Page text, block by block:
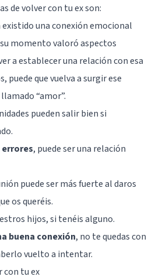
de volver con tu ex son:
existido una conexión emocional
momento valoró aspectos
a establecer una relación con esa
puede que vuelva a surgir ese
“amor”.
pueden salir bien si
errores, puede ser una relación
puede ser más fuerte al daros
os queréis.
hijos, si tenéis alguno.
buena conexión, no te quedas con
vuelto a intentar.
con tu ex